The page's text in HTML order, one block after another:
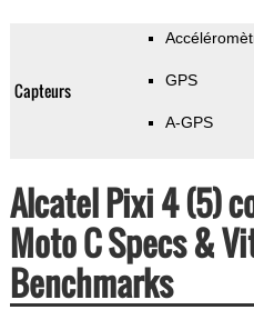
Capteurs GPS
A-GPS
Alcatel Pixi 4 (5)
Moto C Specs &
Benchmarks